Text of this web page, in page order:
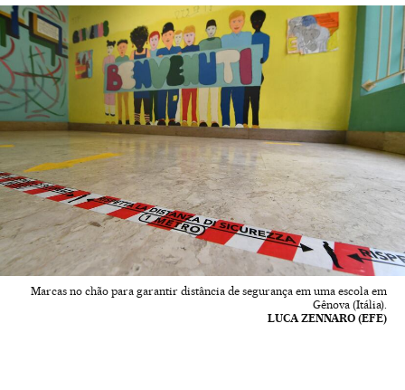
Marcas no chão para garantir distância de segurança em uma escola em
Gênova (Itália).
LUCA ZENNARO (EFE)